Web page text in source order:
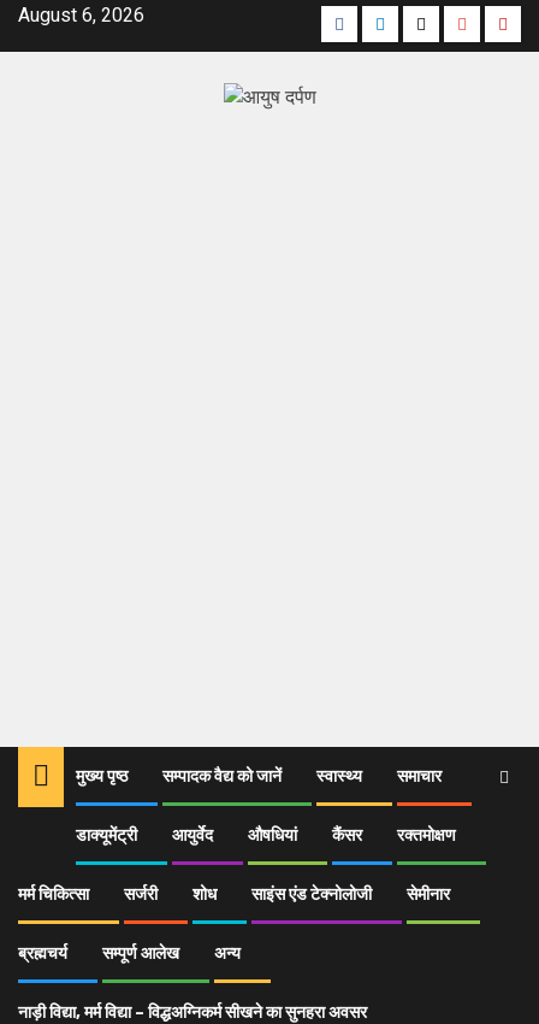
August 6, 2026
मुख्य पृष्ठ सम्पादक वैद्य को जानें स्वास्थ्य समाचार
डाक्यूमेंट्री आयुर्वेद औषधियां कैंसर रक्तमोक्षण
मर्म चिकित्सा सर्जरी शोध साइंस एंड टेक्नोलोजी सेमीनार
ब्रह्मचर्य सम्पूर्ण आलेख अन्य
नाड़ी विद्या, मर्म विद्या – विद्धअग्निकर्म सीखने का सुनहरा अवसर
आयुर्वेद रोडीओला रोजीया :आधुनिक संजीवनी images
images